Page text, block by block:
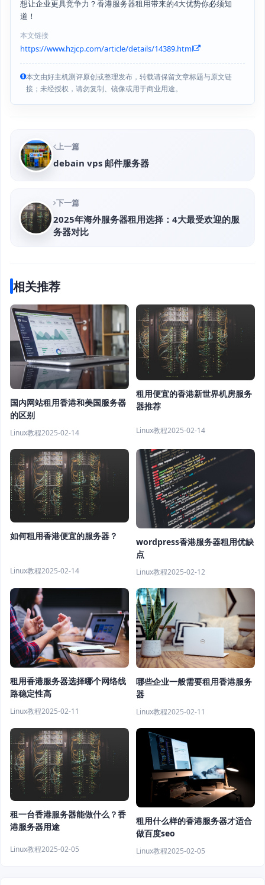
想让企业更具竞争力？香港服务器租用带来的4大优势你必须知
道！
本文链接
https://www.hzjcp.com/article/details/14389.html
本文由好主机测评原创或整理发布，转载请保留文章标题与原文链
接；未经授权，请勿复制、镜像或用于商业用途。
上一篇
debain vps 邮件服务器
下一篇
2025年海外服务器租用选择：4大最受欢迎的服
务器对比
相关推荐
国内网站租用香港和美国服务器
的区别
Linux教程2025-02-14
租用便宜的香港新世界机房服务
器推荐
Linux教程2025-02-14
如何租用香港便宜的服务器？
Linux教程2025-02-14
wordpress香港服务器租用优缺
点
Linux教程2025-02-12
租用香港服务器选择哪个网络线
路稳定性高
Linux教程2025-02-11
哪些企业一般需要租用香港服务
器
Linux教程2025-02-11
租一台香港服务器能做什么？香
港服务器用途
Linux教程2025-02-05
租用什么样的香港服务器才适合
做百度seo
Linux教程2025-02-05